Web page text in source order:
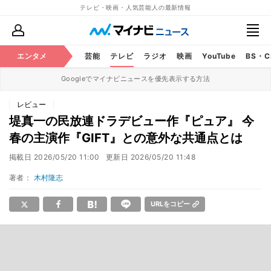
テレビ・映画・人気芸能人の最新情報
エンタメ 芸能 テレビ ラジオ 映画 YouTube BS・
Googleでマイナビニュースを優先表示する方法
レビュー
堤真一の民放連ドラデビュー作『ピュア』 今
春の主演作『GIFT』との意外な共通点とは
掲載日 2026/05/20 11:00 更新日 2026/05/20 11:48
著者： 木村隆志
URLをコピー